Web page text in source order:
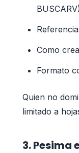
Como
Formato
Quien no
limitado a
3. Pesima